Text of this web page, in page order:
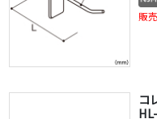
販
コ